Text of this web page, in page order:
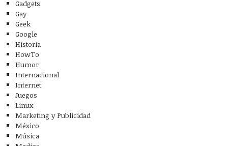
Gadgets
Gay
Geek
Google
Historia
HowTo
Humor
Internacional
Internet
Juegos
Linux
Marketing y Publicidad
México
Música